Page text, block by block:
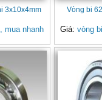
3x10x4mm
mua nhanh
Vòng bi
Giá: vòng